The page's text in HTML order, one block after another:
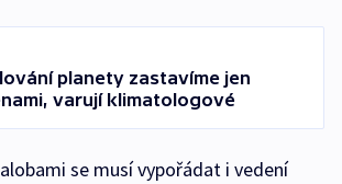
planety zastavíme jen
varují klimatologové
se musí vypořádat i vedení